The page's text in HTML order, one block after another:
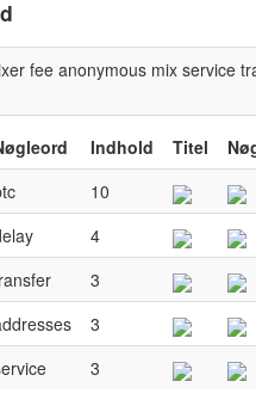
fee anonymous mix service
Indhold Titel
10
4
3
3
3